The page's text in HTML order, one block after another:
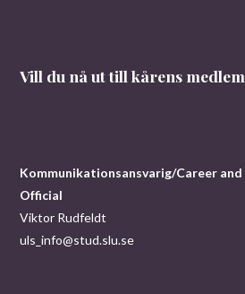
Vill du nå ut till kårens
Kommunikationsansvarig/Career
Official
Viktor Rudfeldt
uls_info@stud.slu.se